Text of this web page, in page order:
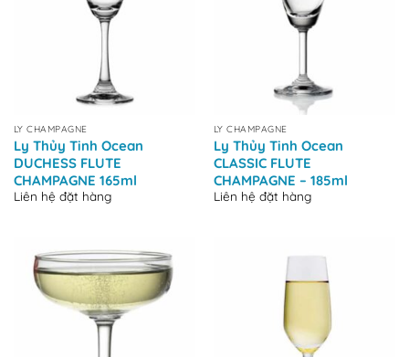
LY CHAMPAGNE
Ly Thủy Tinh Ocean
DUCHESS FLUTE
CHAMPAGNE 165ml
Liên hệ đặt hàng
LY CHAMPAGNE
Ly Thủy Tinh Ocean
CLASSIC FLUTE
CHAMPAGNE – 185ml
Liên hệ đặt hàng